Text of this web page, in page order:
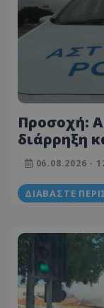
Προσοχή:
διάρρηξη
Λεμεσό -
06.08.2026 -
ΔΙΑΒΆΣΤΕ